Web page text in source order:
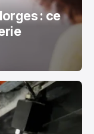
: ce